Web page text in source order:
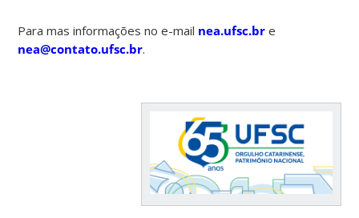
Para mas informações no e-mail nea.ufsc.br e
nea@contato.ufsc.br.